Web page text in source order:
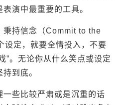
演中最重要的工具。
秉持信念（Commit to the
设定，就要全情投入，不要
”。无论你从什么笑点或设定
到底。
些比较严肃或是沉重的话